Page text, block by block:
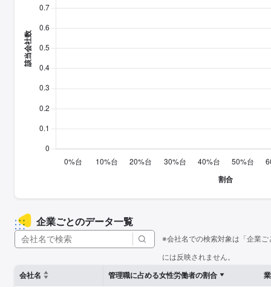
企業ごとのデータ一覧
※会社名での検索対象は「企業
には反映されません。
会社名
管理職に占める女性労働者の割合